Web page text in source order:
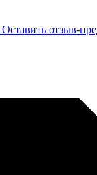
Оставить отзыв-